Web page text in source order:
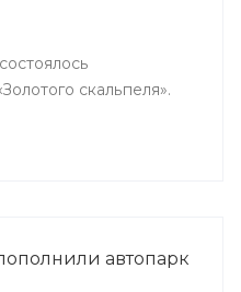
скальпеля».
автопарк